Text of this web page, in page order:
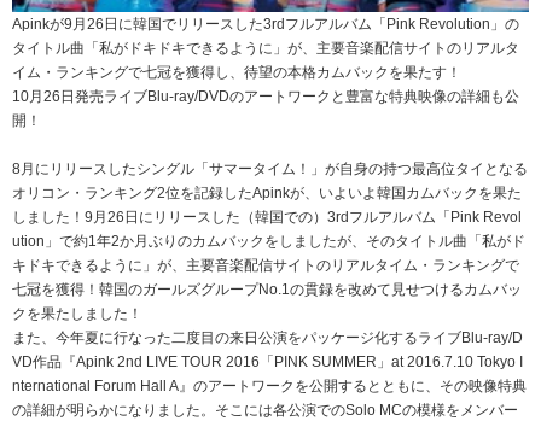
Apinkが9月26日に韓国でリリースした3rdフルアルバム「Pink Revolution」の
タイトル曲「私がドキドキできるように」が、主要音楽配信サイトのリアルタ
イム・ランキングで七冠を獲得し、待望の本格カムバックを果たす！
10月26日発売ライブBlu-ray/DVDのアートワークと豊富な特典映像の詳細も公
開！
8月にリリースしたシングル「サマータイム！」が自身の持つ最高位タイとなる
オリコン・ランキング2位を記録したApinkが、いよいよ韓国カムバックを果た
しました！9月26日にリリースした（韓国での）3rdフルアルバム「Pink Revol
ution」で約1年2か月ぶりのカムバックをしましたが、そのタイトル曲「私がド
キドキできるように」が、主要音楽配信サイトのリアルタイム・ランキングで
七冠を獲得！韓国のガールズグループNo.1の貫録を改めて見せつけるカムバッ
クを果たしました！
また、今年夏に行なった二度目の来日公演をパッケージ化するライブBlu-ray/D
VD作品『Apink 2nd LIVE TOUR 2016「PINK SUMMER」at 2016.7.10 Tokyo I
nternational Forum Hall A』のアートワークを公開するとともに、その映像特典
の詳細が明らかになりました。そこには各公演でのSolo MCの模様をメンバー